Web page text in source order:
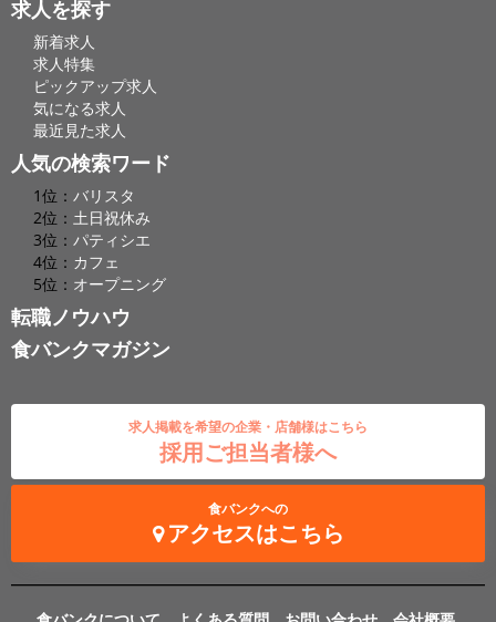
求人を探す
新着求人
求人特集
ピックアップ求人
気になる求人
最近見た求人
人気の検索ワード
1位： バリスタ
2位： 土日祝休み
3位： パティシエ
4位： カフェ
5位： オープニング
転職ノウハウ
食バンクマガジン
求人掲載を希望の企業・店舗様はこちら
採用ご担当者様へ
食バンクへの
アクセスはこちら